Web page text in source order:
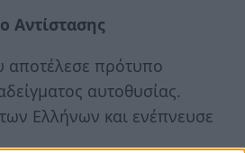
Αντίστασης
αποτέλεσε πρότυπο
αυτοθυσίας.
Ελλήνων και ενέπνευσε